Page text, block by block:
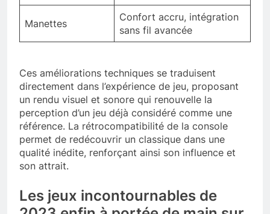
Manettes
Confort accru, intégration
sans fil avancée
Ces améliorations techniques se traduisent
directement dans l’expérience de jeu, proposant
un rendu visuel et sonore qui renouvelle la
perception d’un jeu déjà considéré comme une
référence. La rétrocompatibilité de la console
permet de redécouvrir un classique dans une
qualité inédite, renforçant ainsi son influence et
son attrait.
Les jeux incontournables de